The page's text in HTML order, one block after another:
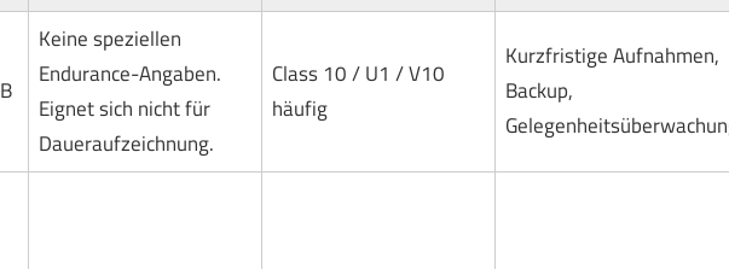
Keine speziellen
Endurance-Angaben.
Eignet sich nicht für
Daueraufzeichnung.
Class 10 / U1 / V10
häufig
Kurzfristige Aufnahmen,
Backup,